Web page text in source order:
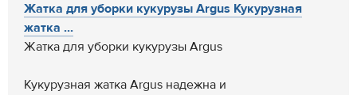
Жатка для уборки кукурузы Argus Кукурузная
жатка ...
Жатка для уборки кукурузы Argus
Кукурузная жатка Argus надежна и